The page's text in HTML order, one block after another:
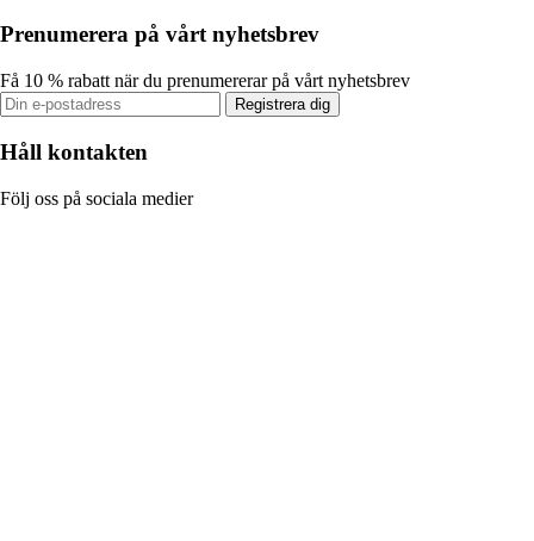
Prenumerera på vårt nyhetsbrev
Få 10 % rabatt när du prenumererar på vårt nyhetsbrev
Registrera dig
Håll kontakten
Följ oss på sociala medier